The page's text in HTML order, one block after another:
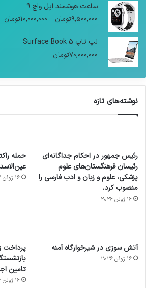
ساعت هوشمند اپل واچ 9
9,500,000تومان –
10,000,000تومان
لپ تاپ Surface Book 5
70,000,000تومان
نوشته‌های تازه
رئیس جمهور در احکام جداگانه‌ای
رئیسان فرهنگستان‌های علوم
پزشکی، علوم و زبان و ادب فارسی را
منصوب کرد.
16 ژوئن 2026
حمله
16 ژوئن 2026
آتش سوزی در شیرخوارگاه آمنه
16 ژوئن 2026
پرداخت
تامین
16 ژوئن 2026
برای
کشف
توسط
مجازی
…
ساعت
هوشمند